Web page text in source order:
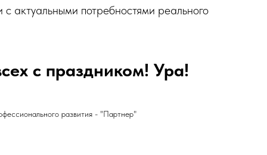
с актуальными потребностями реального
с праздником! Ура!
развития - "Партнер"